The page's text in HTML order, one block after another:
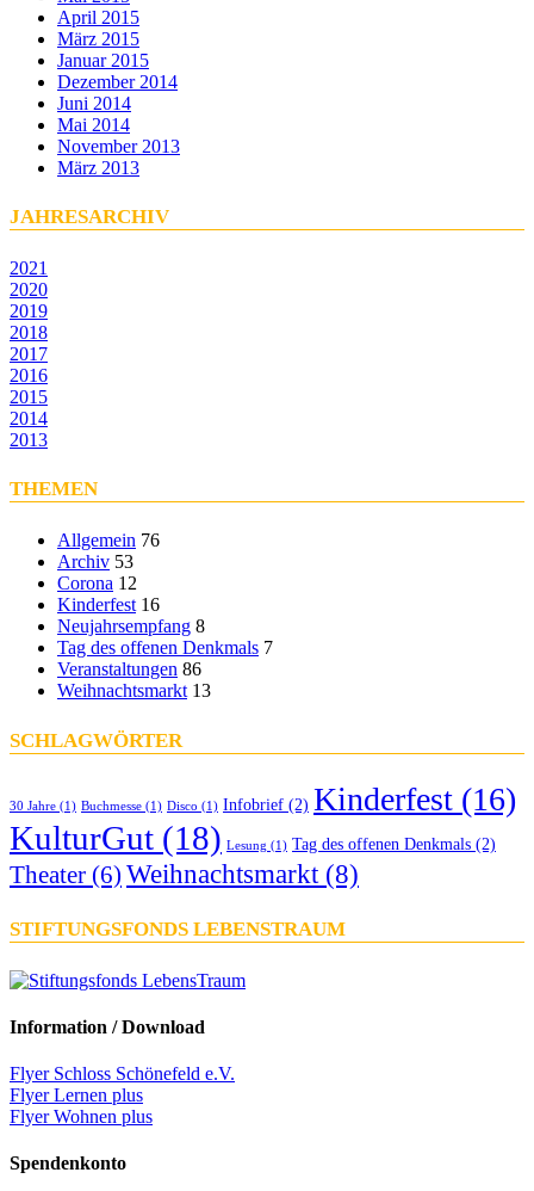
April 2015
März 2015
Januar 2015
Dezember 2014
Juni 2014
Mai 2014
November 2013
März 2013
JAHRESARCHIV
2021
2020
2019
2018
2017
2016
2015
2014
2013
THEMEN
Allgemein 76
Archiv 53
Corona 12
Kinderfest 16
Neujahrsempfang 8
Tag des offenen Denkmals 7
Veranstaltungen 86
Weihnachtsmarkt 13
SCHLAGWÖRTER
30 Jahre (1) Buchmesse (1) Disco (1) Infobrief (2) Kinderfest (16)
KulturGut (18) Lesung (1) Tag des offenen Denkmals (2)
Theater (6) Weihnachtsmarkt(8)
STIFTUNGSFONDS LEBENSTRAUM
Information / Download
Flyer Schloss Schönefeld e.V.
Flyer Lernen plus
Flyer Wohnen plus
Spendenkonto